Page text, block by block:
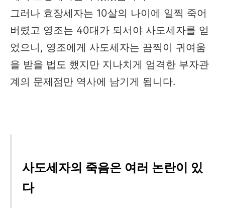
그러나 효장세자는 10살의 나이에 일찍 죽어
버렸고 영조는 40대가 되서야 사도세자를 얻
었으니, 영조에게 사도세자는 끔찍이 귀여움
을 받을 법도 했지만 지나치게 엄격한 부자관
계의 문제점만 역사에 남기게 됩니다.
사도세자의 죽음은 여러 논란이 있
다